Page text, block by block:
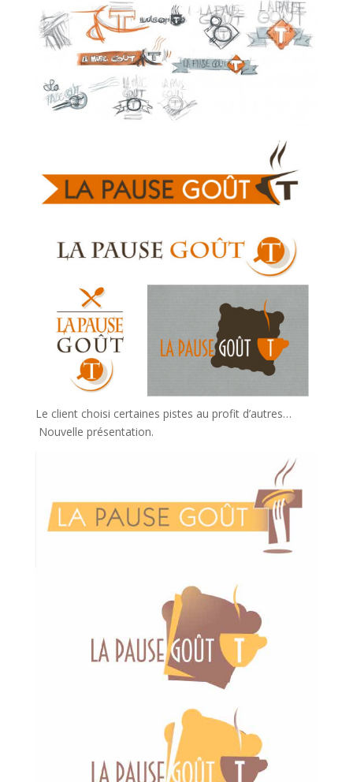
Le client choisi certaines pistes au profit d’autres…
Nouvelle présentation.